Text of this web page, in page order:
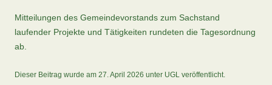
Mitteilungen des Gemeindevorstands zum Sachstand
laufender Projekte und Tätigkeiten rundeten die Tagesordnung
ab.
Dieser Beitrag wurde am 27. April 2026 unter UGL veröffentlicht.